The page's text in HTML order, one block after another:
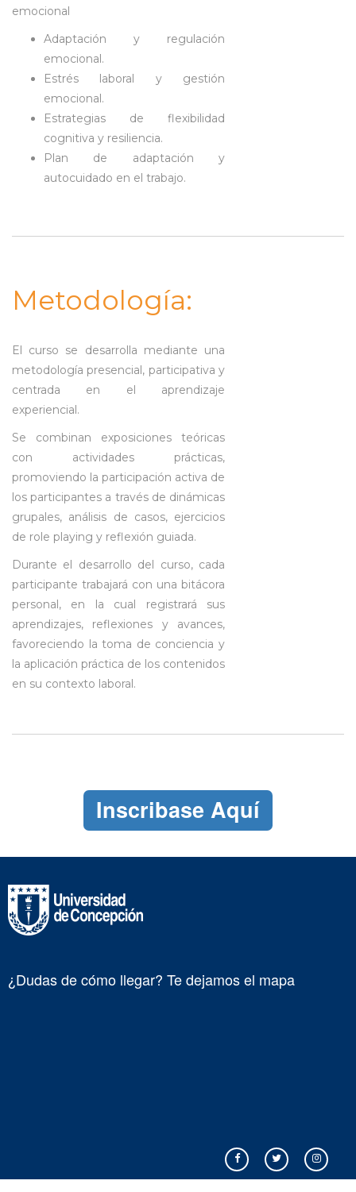
emocional
Adaptación y regulación
emocional.
Estrés laboral y gestión
emocional.
Estrategias de flexibilidad
cognitiva y resiliencia.
Plan de adaptación y
autocuidado en el trabajo.
Metodología:
El curso se desarrolla mediante una
metodología presencial, participativa y
centrada en el aprendizaje
experiencial.
Se combinan exposiciones teóricas
con actividades prácticas,
promoviendo la participación activa de
los participantes a través de dinámicas
grupales, análisis de casos, ejercicios
de role playing y reflexión guiada.
Durante el desarrollo del curso, cada
participante trabajará con una bitácora
personal, en la cual registrará sus
aprendizajes, reflexiones y avances,
favoreciendo la toma de conciencia y
la aplicación práctica de los contenidos
en su contexto laboral.
Inscribase Aquí
¿Dudas de cómo llegar? Te dejamos el mapa